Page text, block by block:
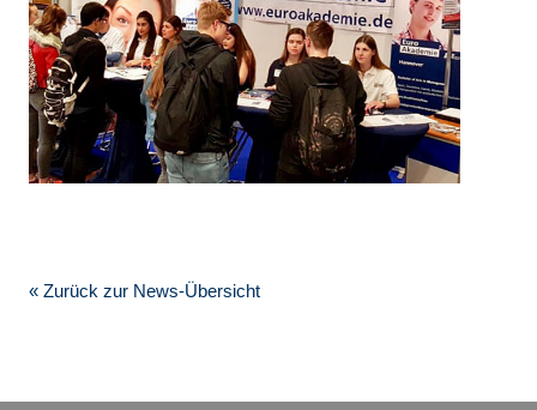
« Zurück zur News-Übersicht